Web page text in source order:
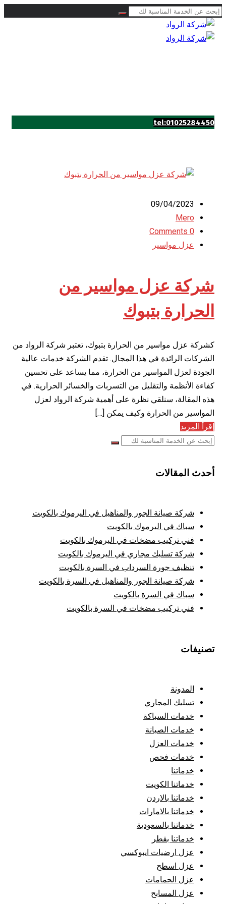
tel:01025284450
09/04/2023
Mero
0 Comments
عزل مواسير
شركة عزل مواسير من
الحرارة بتبوك
كشركة عزل مواسير من الحرارة بتبوك، تعتبر شركة الرواد من
الشركات الرائدة في هذا المجال. تقدم الشركة خدمات عالية
الجودة لعزل المواسير من الحرارة، مما يساعد على تحسين
كفاءة الأنظمة والتقليل من التسربات والخسائر الحرارية. في
هذه المقالة، سنلقي نظرة على أهمية شركة الرواد لعزل
المواسير من الحرارة وكيف يمكن […]
إقرأ المزيد
أحدث المقالات
شركة صيانة الجور والمناهيل في اليرموك بالكويت
سباك في اليرموك بالكويت
فني تركيب مضخات في اليرموك بالكويت
شركة تسليك مجاري في اليرموك بالكويت
تنظيف جورة السرداب في السرة بالكويت
شركة صيانة الجور والمناهيل في السرة بالكويت
سباك في السرة بالكويت
فني تركيب مضخات في السرة بالكويت
تصنيفات
المدونة
تسليك المجاري
خدمات السباكة
خدمات الصيانة
خدمات العزل
خدمات فحص
خدماتنا
خدماتنا الكويت
خدماتنا بالاردن
خدماتنا بالامارات
خدماتنا بالسعودية
خدماتنا بقطر
عزل ارضيات ايبوكسي
عزل اسطح
عزل الحمامات
عزل المسابح